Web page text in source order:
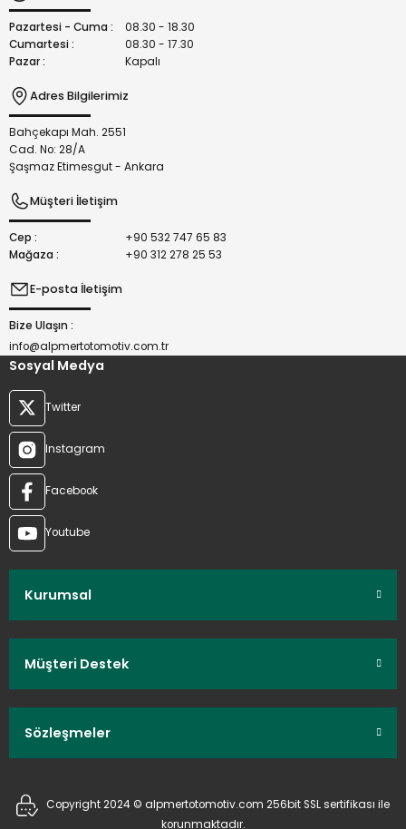
Bu ürüne benzer farklı alternatifler olmalı.
Pazartesi - Cuma :
08.30 - 18.30
Cumartesi :
08.30 - 17.30
Pazar :
Kapalı
Adres Bilgilerimiz
Bahçekapı Mah. 2551
Cad. No: 28/A
Şaşmaz Etimesgut - Ankara
Müşteri İletişim
Cep :
+90 532 747 65 83
Mağaza :
+90 312 278 25 53
E-posta İletişim
Bize Ulaşın :
info@alpmertotomotiv.com.tr
Sosyal Medya
Twitter
Instagram
Facebook
Youtube
Kurumsal
Müşteri Destek
Sözleşmeler
Copyright 2024 © alpmertotomotiv.com 256bit SSL sertifikası ile
korunmaktadır.